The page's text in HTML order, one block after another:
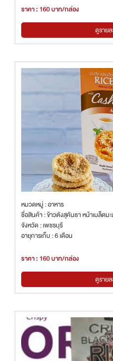
ราคา : 160 บาท/กล่อง
ดูรายล
หมวดหมู่ : อาหาร
ชื่อสินค้า : ข้าวตังสุคันธา หน้าเมล็ด
จังหวัด : เพชรบุรี
อายุการเก็บ : 6 เดือน
ราคา : 160 บาท/กล่อง
ดูรายล